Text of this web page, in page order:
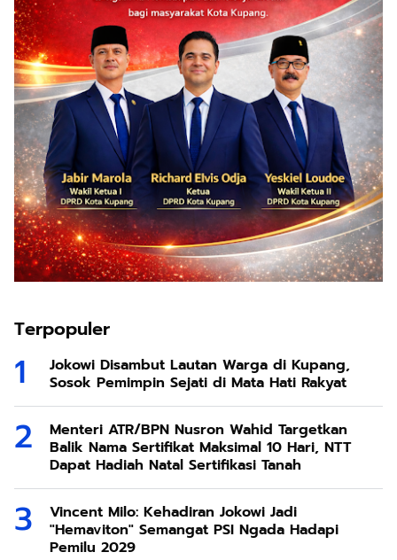
Terpopuler
Jokowi Disambut Lautan Warga di Kupang,
Sosok Pemimpin Sejati di Mata Hati Rakyat
Menteri ATR/BPN Nusron Wahid Targetkan
Balik Nama Sertifikat Maksimal 10 Hari, NTT
Dapat Hadiah Natal Sertifikasi Tanah
Vincent Milo: Kehadiran Jokowi Jadi
"Hemaviton" Semangat PSI Ngada Hadapi
Pemilu 2029